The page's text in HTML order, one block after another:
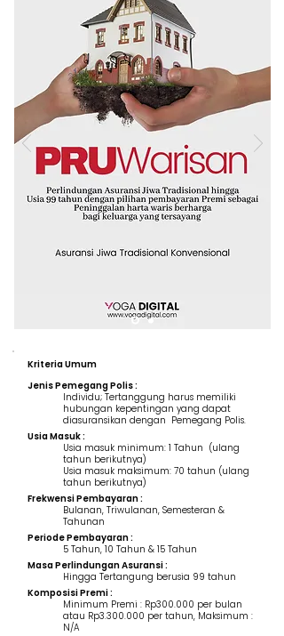
Kriteria Umum
Jenis Pemegang Polis :
Individu; Tertanggung harus memiliki
hubungan kepentingan yang dapat
diasuransikan dengan Pemegang Polis.
Usia Masuk :
Usia masuk minimum: 1 Tahun (ulang
tahun berikutnya)
Usia masuk maksimum: 70 tahun (ulang
tahun berikutnya)
Frekwensi Pembayaran :
Bulanan, Triwulanan, Semesteran &
Tahunan
Periode Pembayaran :
5 Tahun, 10 Tahun & 15 Tahun
Masa Perlindungan Asuransi :
Hingga Tertangung berusia 99 tahun
Komposisi Premi :
Minimum Premi : Rp300.000 per bulan
atau Rp3.300.000 per tahun, Maksimum :
N/A